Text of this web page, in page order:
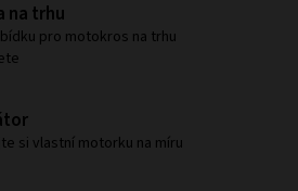
na trhu
pro motokros na trhu
si vlastní motorku na míru